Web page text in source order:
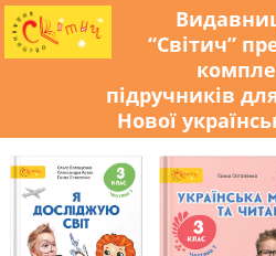
“Світич”
підручників
Нової